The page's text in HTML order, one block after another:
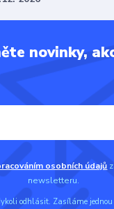
novinky,
osobních údajů
newsletteru.
odhlásit. Zasíláme